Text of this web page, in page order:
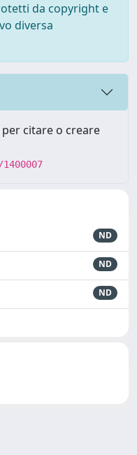
da copyright e
diversa
citare o creare
ND
ND
ND